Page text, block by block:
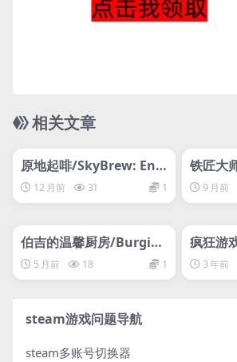
相关文章
网盘下载游戏
原地起啡/SkyBrew: Entr
opic Strategist
12 月前 31 1
铁匠大
aster
9 月前
网盘下载游戏
伯吉的温馨厨房/Burgie’s
cozy kitchen
5 月前 18 1
疯狂游
mes3 年前
steam游戏问题导航
steam多账号切换器